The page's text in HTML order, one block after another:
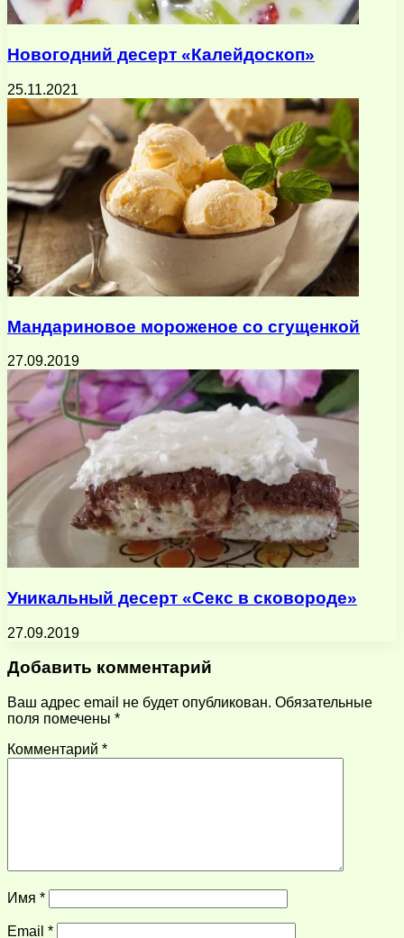
Новогодний десерт «Калейдоскоп»
25.11.2021
Мандариновое мороженое со сгущенкой
27.09.2019
Уникальный десерт «Секс в сковороде»
27.09.2019
Добавить комментарий
Ваш адрес email не будет опубликован. Обязательные
поля помечены *
Комментарий *
Имя *
Email *